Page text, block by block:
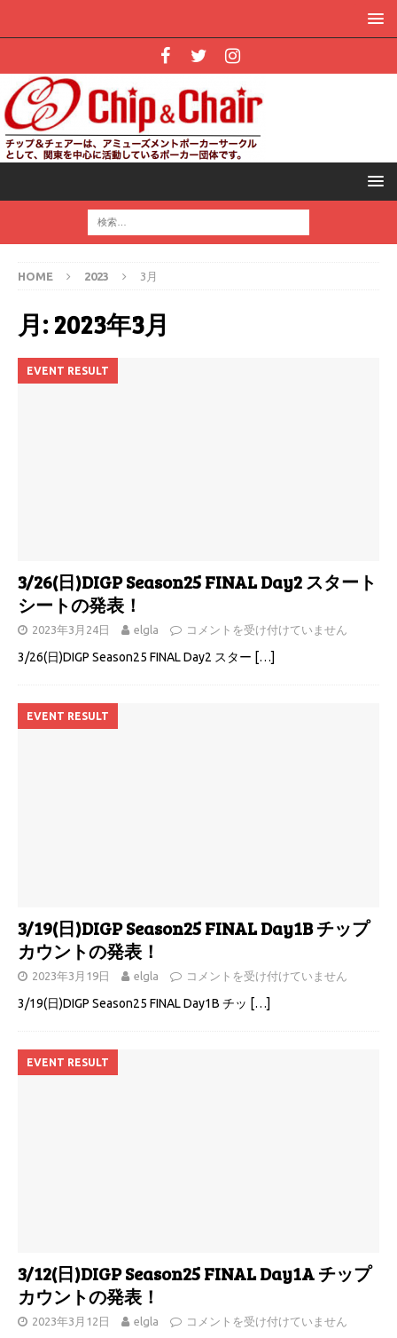
HOME 2023 3月
月:2023年3月
EVENT RESULT
3/26(日)DIGP Season25 FINAL Day2 スタート
シートの発表！
2023年3月24日 elgla コメントを受け付けていません
3/26(日)DIGP Season25 FINAL Day2 スター […]
EVENT RESULT
3/19(日)DIGP Season25 FINAL Day1B チップ
カウントの発表！
2023年3月19日 elgla コメントを受け付けていません
3/19(日)DIGP Season25 FINAL Day1B チッ […]
EVENT RESULT
3/12(日)DIGP Season25 FINAL Day1A チップ
カウントの発表！
2023年3月12日 elgla コメントを受け付けていません